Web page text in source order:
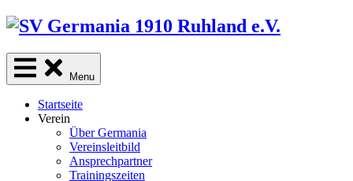
Skip
content
Menu
Startseite
Verein
Über Germania
Vereinsleitbild
Ansprechpartner
Trainingszeiten